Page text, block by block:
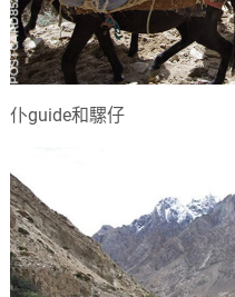
仆guide和騾仔